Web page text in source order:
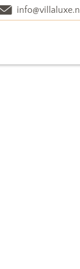
info@villaluxe.nl